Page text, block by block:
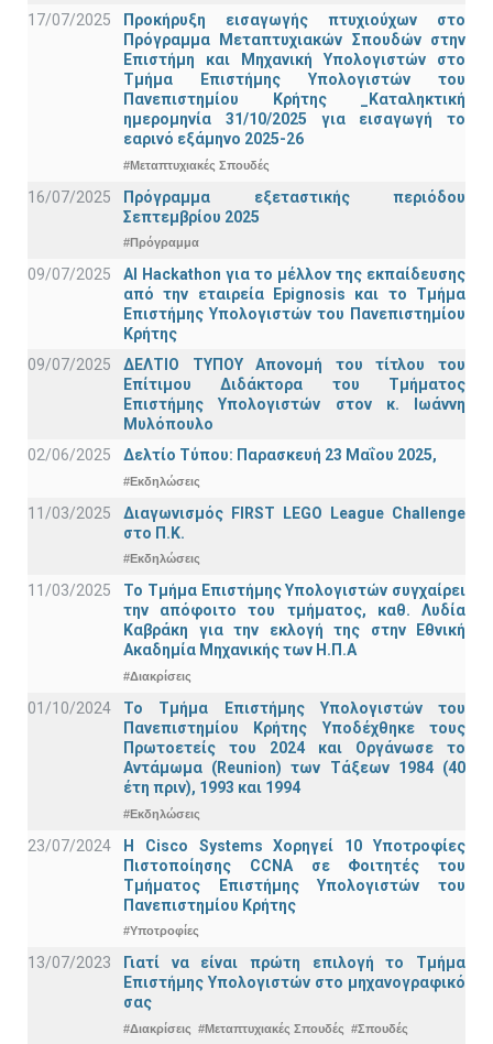
17/07/2025
Προκήρυξη εισαγωγής πτυχιούχων στo
Πρόγραμμα Μεταπτυχιακών Σπουδών στην
Επιστήμη και Μηχανική Υπολογιστών στο
Τμήμα Eπιστήμης Υπολογιστών του
Πανεπιστημίου Κρήτης _Καταληκτική
ημερομηνία 31/10/2025 για εισαγωγή το
εαρινό εξάμηνο 2025-26
#Μεταπτυχιακές Σπουδές
16/07/2025
Πρόγραμμα εξεταστικής περιόδου
Σεπτεμβρίου 2025
#Πρόγραμμα
09/07/2025
AI Hackathon για το μέλλον της εκπαίδευσης
από την εταιρεία Epignosis και το Τμήμα
Επιστήμης Υπολογιστών του Πανεπιστημίου
Κρήτης
09/07/2025
ΔΕΛΤΙΟ ΤΥΠΟΥ Απονομή του τίτλου του
Επίτιμου Διδάκτορα του Τμήματος
Επιστήμης Υπολογιστών στον κ. Ιωάννη
Μυλόπουλο
02/06/2025
Δελτίο Τύπου: Παρασκευή 23 Μαΐου 2025,
#Εκδηλώσεις
11/03/2025
Διαγωνισμός FIRST LEGO League Challenge
στο Π.Κ.
#Εκδηλώσεις
11/03/2025
Το Τμήμα Επιστήμης Υπολογιστών συγχαίρει
την απόφοιτο του τμήματος, καθ. Λυδία
Καβράκη για την εκλογή της στην Εθνική
Ακαδημία Μηχανικής των Η.Π.Α
#Διακρίσεις
01/10/2024
Το Τμήμα Επιστήμης Υπολογιστών του
Πανεπιστημίου Κρήτης Υποδέχθηκε τους
Πρωτοετείς του 2024 και Οργάνωσε το
Αντάμωμα (Reunion) των Τάξεων 1984 (40
έτη πριν), 1993 και 1994
#Εκδηλώσεις
23/07/2024
Η Cisco Systems Χορηγεί 10 Υποτροφίες
Πιστοποίησης CCNA σε Φοιτητές του
Τμήματος Επιστήμης Υπολογιστών του
Πανεπιστημίου Κρήτης
#Υποτροφίες
13/07/2023
Γιατί να είναι πρώτη επιλογή το Τμήμα
Επιστήμης Υπολογιστών στο μηχανογραφικό
σας
#Διακρίσεις #Μεταπτυχιακές Σπουδές #Σπουδές